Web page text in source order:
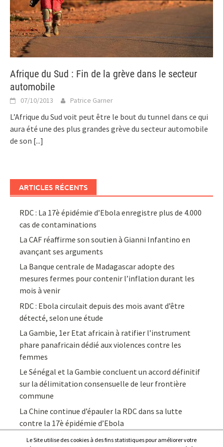
Afrique du Sud : Fin de la grève dans le secteur
automobile
07/10/2013 Patrice Garner
L’Afrique du Sud voit peut être le bout du tunnel dans ce qui
aura été une des plus grandes grève du secteur automobile
de son [...]
ARTICLES RÉCENTS
RDC : La 17è épidémie d’Ebola enregistre plus de 4.000
cas de contaminations
La CAF réaffirme son soutien à Gianni Infantino en
avançant ses arguments
La Banque centrale de Madagascar adopte des
mesures fermes pour contenir l’inflation durant les
mois à venir
RDC : Ebola circulait depuis des mois avant d’être
détecté, selon une étude
La Gambie, 1er Etat africain à ratifier l’instrument
phare panafricain dédié aux violences contre les
femmes
Le Sénégal et la Gambie concluent un accord définitif
sur la délimitation consensuelle de leur frontière
commune
La Chine continue d’épauler la RDC dans sa lutte
contre la 17è épidémie d’Ebola
Le Site utilise des cookies à des fins statistiques pour améliorer votre